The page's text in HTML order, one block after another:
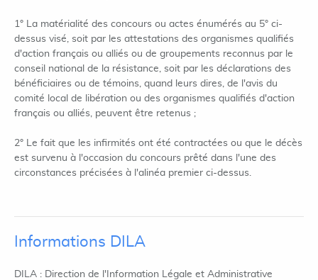
1° La matérialité des concours ou actes énumérés au 5° ci-
dessus visé, soit par les attestations des organismes qualifiés
d'action français ou alliés ou de groupements reconnus par le
conseil national de la résistance, soit par les déclarations des
bénéficiaires ou de témoins, quand leurs dires, de l'avis du
comité local de libération ou des organismes qualifiés d'action
français ou alliés, peuvent être retenus ;
2° Le fait que les infirmités ont été contractées ou que le décès
est survenu à l'occasion du concours prêté dans l'une des
circonstances précisées à l'alinéa premier ci-dessus.
Informations DILA
DILA : Direction de l'Information Légale et Administrative